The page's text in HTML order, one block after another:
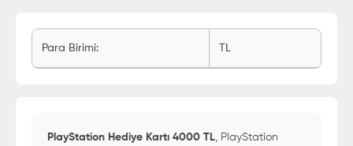
Para Birimi: TL
PlayStation Hediye Kartı 4000 TL, PlayStation